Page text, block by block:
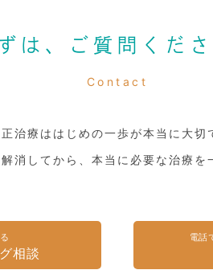
は、ご質問くださ
Contact
治療ははじめの一歩が本当に大切
消してから、本当に必要な治療を
相談
電話